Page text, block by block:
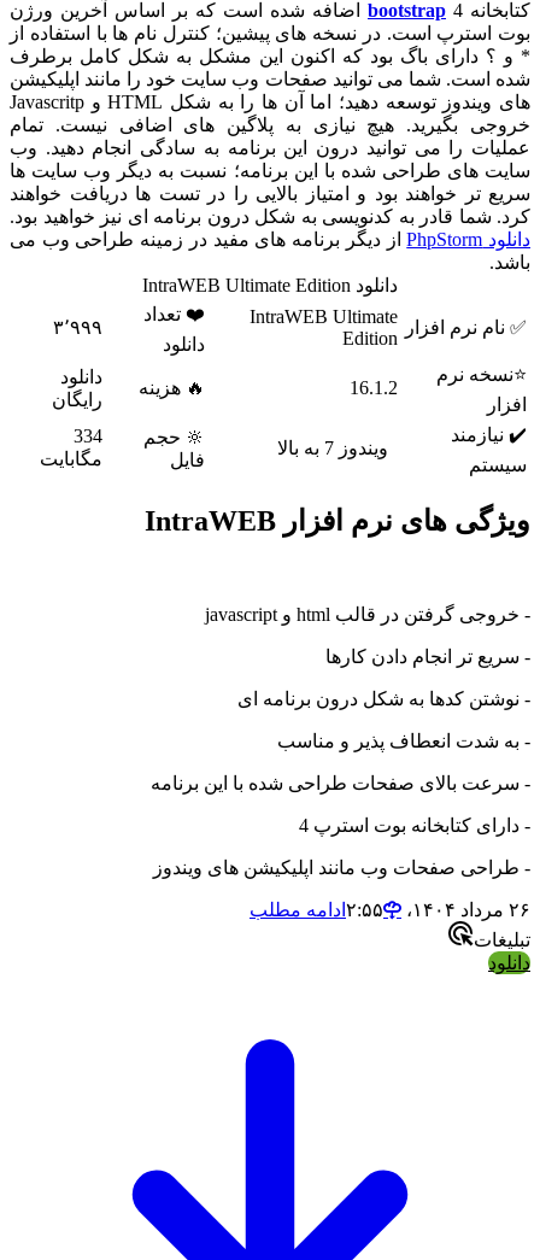
کتابخانه bootstrap 4 اضافه شده است که بر اساس آخرین ورژن
بوت استرپ است. در نسخه های پیشین؛ کنترل نام ها با استفاده از
* و ؟ دارای باگ بود که اکنون این مشکل به شکل کامل برطرف
شده است. شما می توانید صفحات وب سایت خود را مانند اپلیکیشن
های ویندوز توسعه دهید؛ اما آن ها را به شکل HTML و Javascritp
خروجی بگیرید. هیچ نیازی به پلاگین های اضافی نیست. تمام
عملیات را می توانید درون این برنامه به سادگی انجام دهید. وب
سایت های طراحی شده با این برنامه؛ نسبت به دیگر وب سایت ها
سریع تر خواهند بود و امتیاز بالایی را در تست ها دریافت خواهند
کرد. شما قادر به کدنویسی به شکل درون برنامه ای نیز خواهید بود.
دانلود PhpStorm
از دیگر برنامه های مفید در زمینه طراحی وب می
باشد.
دانلود IntraWEB Ultimate Edition
✅ نام نرم افزار
IntraWEB Ultimate
Edition
❤️ تعداد
دانلود
۳٬۹۹۹
⭐نسخه نرم
افزار
16.1.2 🔥 هزینه
دانلود
رایگان
✔️ نیازمند
سیستم
ویندوز 7 به بالا
🔆 حجم
فایل
334
مگابایت
ویژگی های نرم افزار IntraWEB
- خروجی گرفتن در قالب html و jаvascript
- سریع تر انجام دادن کارها
- نوشتن کدها به شکل درون برنامه ای
- به شدت انعطاف پذیر و مناسب
- سرعت بالای صفحات طراحی شده با این برنامه
- دارای کتابخانه بوت استرپ 4
- طراحی صفحات وب مانند اپلیکیشن های ویندوز
۲۶ مرداد ۱۴۰۴،‏ ۲:۵۵
ادامه مطلب
تبلیغات
دانلود